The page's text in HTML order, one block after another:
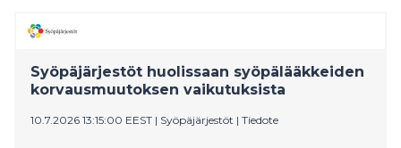
Syöpäjärjestöt huolissaan syöpälääkkeiden
korvausmuutoksen vaikutuksista
10.7.2026 13:15:00 EEST | Syöpäjärjestöt | Tiedote